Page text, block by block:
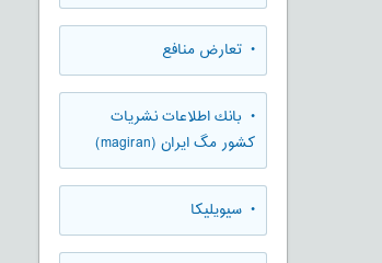
• تعارض منافع
• بانك اطلاعات نشريات
كشور مگ ايران (magiran)
• سیویلیکا